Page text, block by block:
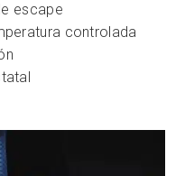
escape
controlada